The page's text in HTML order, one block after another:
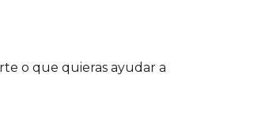
o que quieras ayudar a